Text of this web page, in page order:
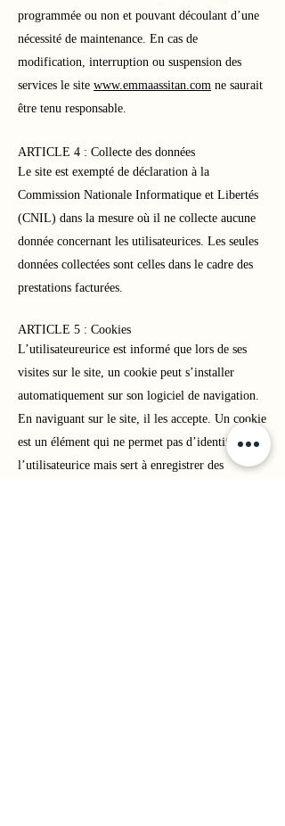
programmée ou non et pouvant découlant d’une
nécessité de maintenance. En cas de
modification, interruption ou suspension des
services le site www.emmaassitan.com ne saurait
être tenu responsable.
ARTICLE 4 : Collecte des données
Le site est exempté de déclaration à la
Commission Nationale Informatique et Libertés
(CNIL) dans la mesure où il ne collecte aucune
donnée concernant les utilisateurices. Les seules
données collectées sont celles dans le cadre des
prestations facturées.
ARTICLE 5 : Cookies
L’utilisateureurice est informé que lors de ses
visites sur le site, un cookie peut s’installer
automatiquement sur son logiciel de navigation.
En naviguant sur le site, il les accepte. Un cookie
est un élément qui ne permet pas d’identifier
l’utilisateurice mais sert à enregistrer des